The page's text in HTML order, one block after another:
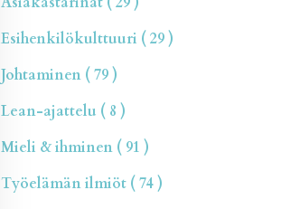
Esihenkilökulttuuri ( 29 )
Johtaminen ( 79 )
Lean-ajattelu ( 8 )
Mieli & ihminen ( 91 )
Työelämän ilmiöt ( 74 )